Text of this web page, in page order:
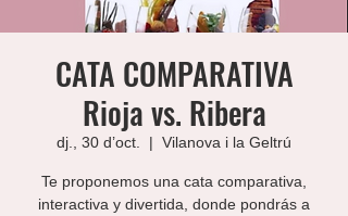
CATA COMPARATIVA
Rioja vs. Ribera
dj., 30 d’oct.
  |
Vilanova i la Geltrú
Te proponemos una cata comparativa,
interactiva y divertida, donde pondrás a